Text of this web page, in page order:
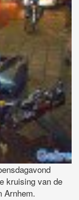
kruising van de
Arnhem.